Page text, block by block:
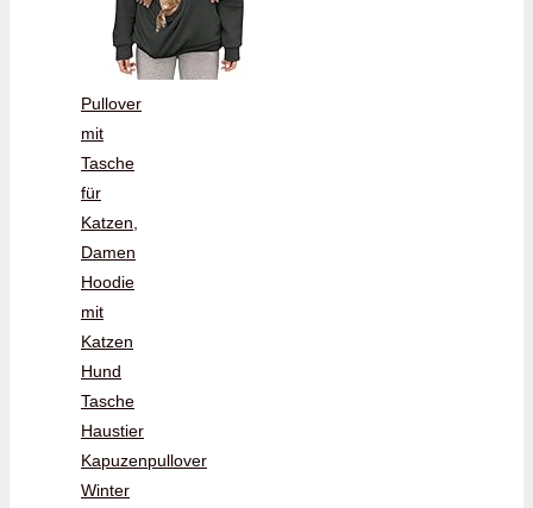
Pullover
mit
Tasche
für
Katzen,
Damen
Hoodie
mit
Katzen
Hund
Tasche
Haustier
Kapuzenpullover
Winter